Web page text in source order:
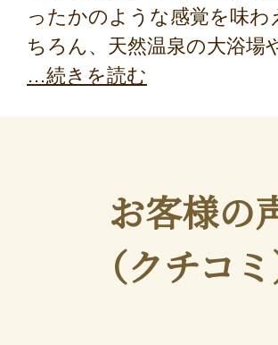
ったかのような感覚を味わ
ちろん、天然温泉の大浴場
続きを読む
お客様の
（クチコミ